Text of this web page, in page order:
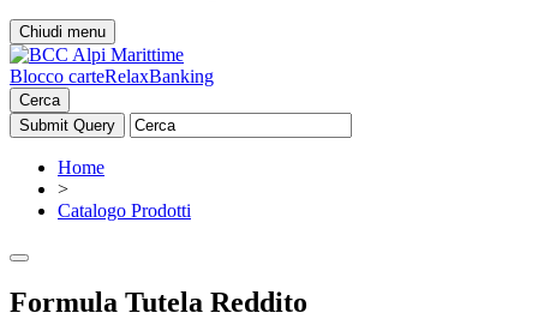
Chiudi menu
Blocco carteRelaxBanking
Cerca
Home
>
Catalogo Prodotti
Formula Tutela Reddito